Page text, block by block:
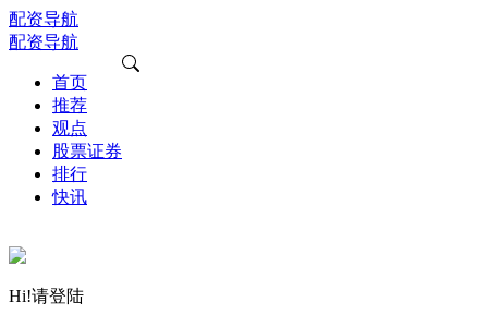
配资导航
配资导航
首页
推荐
观点
股票证券
排行
快讯
Hi!请登陆